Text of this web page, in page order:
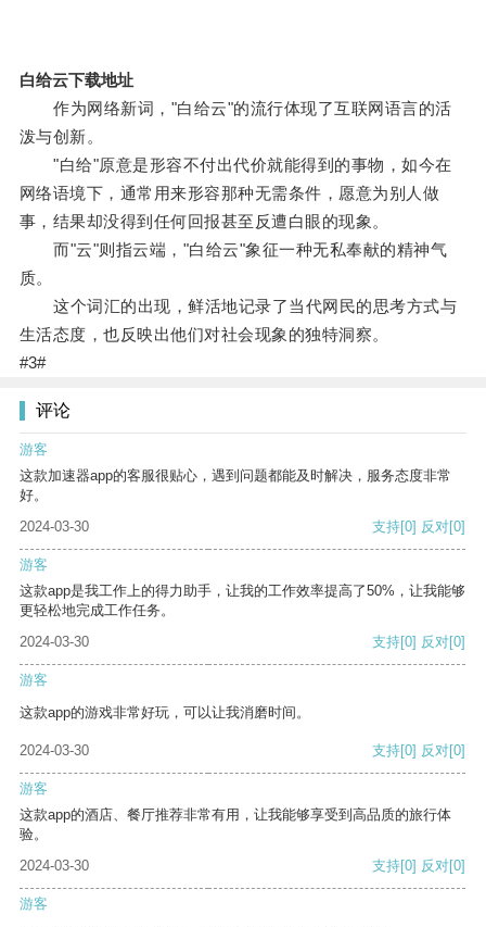
白给云下载地址
作为网络新词，"白给云"的流行体现了互联网语言的活
泼与创新。
"白给"原意是形容不付出代价就能得到的事物，如今在
网络语境下，通常用来形容那种无需条件，愿意为别人做
事，结果却没得到任何回报甚至反遭白眼的现象。
而"云"则指云端，"白给云"象征一种无私奉献的精神气
质。
这个词汇的出现，鲜活地记录了当代网民的思考方式与
生活态度，也反映出他们对社会现象的独特洞察。
#3#
评论
游客
这款加速器app的客服很贴心，遇到问题都能及时解决，服务态度非常
好。
2024-03-30
支持[0] 反对[0]
游客
这款app是我工作上的得力助手，让我的工作效率提高了50%，让我能够
更轻松地完成工作任务。
2024-03-30
支持[0] 反对[0]
游客
这款app的游戏非常好玩，可以让我消磨时间。
2024-03-30 支持[0] 反对[0]
游客
这款app的酒店、餐厅推荐非常有用，让我能够享受到高品质的旅行体
验。
2024-03-30
支持[0] 反对[0]
游客